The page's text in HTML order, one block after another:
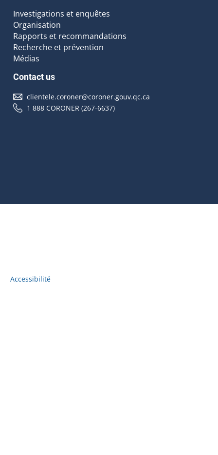
Investigations et enquêtes
Organisation
Rapports et recommandations
Recherche et prévention
Médias
Contact us
clientele.coroner@coroner.gouv.qc.ca
1 888 CORONER (267-6637)
Accessibilité